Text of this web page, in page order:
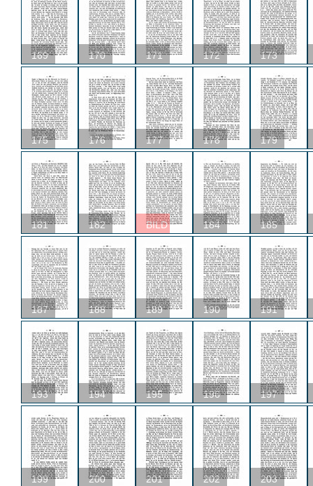
169 170 171 172 173
175 176 177 178 179
181 182 BILD 184 185
187 188 189 190 191
193 194 195 196 197
199 200 201 202 203